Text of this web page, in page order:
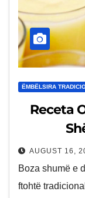
ËMBËLSIRA
Receta
AUGUST 16,
Boza shumë e
ftohtë